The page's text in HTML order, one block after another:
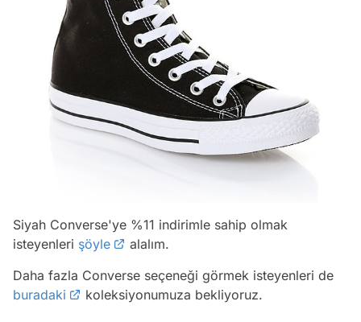
Siyah Converse'ye %11 indirimle sahip olmak
isteyenleri şöyle
alalım.
Daha fazla Converse seçeneği görmek isteyenleri de
buradaki
koleksiyonumuza bekliyoruz.